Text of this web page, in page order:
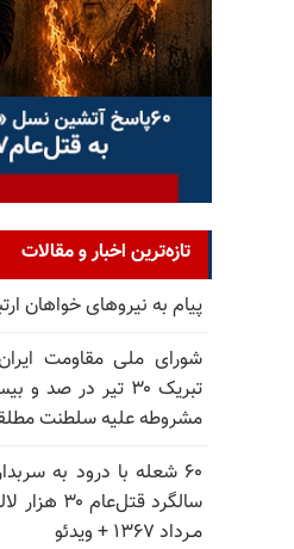
تازه‌ترین اخبار و مقالات
پیام به نیروهای خواهان ارتباط -
شورای ملی مقاومت
تبریک ۳۰ تیر در
مشروطه علیه سلطنت
۶۰ شعله با درود به
مـرداد ۱۳۶۷ + ویدئو